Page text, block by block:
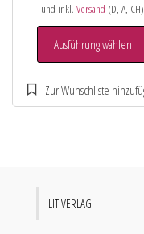
und inkl.Versand (D, A, CH)
Ausführung wählen
LIT VERLAG